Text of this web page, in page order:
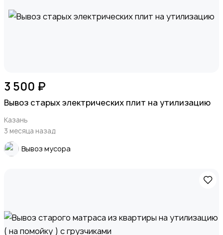
3 500 ₽
Вывоз старых электрических плит на утилизацию
Казань
3 месяца назад
Вывоз мусора